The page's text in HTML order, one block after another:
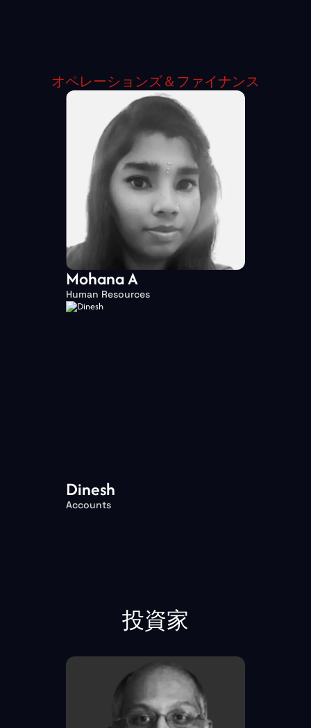
オペレーションズ＆ファイナンス
Mohana A
Human Resources
Dinesh
Accounts
投資家